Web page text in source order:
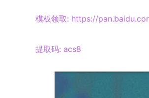
模板领取: https://
提取码: acs8